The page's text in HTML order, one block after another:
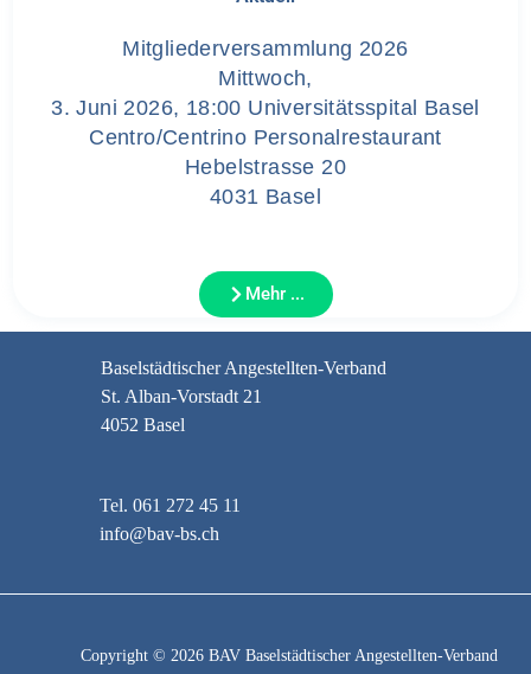
Mitgliederversammlung 2026
Mittwoch,
3. Juni 2026, 18:00 Universitätsspital Basel
Centro/Centrino Personalrestaurant
Hebelstrasse 20
4031 Basel
Mehr ...
Baselstädtischer Angestellten-Verband
St. Alban-Vorstadt 21
4052 Basel
Tel. 061 272 45 11
info@bav-bs.ch
Copyright © 2026 BAV Baselstädtischer Angestellten-Verband